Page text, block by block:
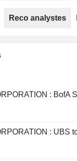
: BofA
: UBS
Reco analystes